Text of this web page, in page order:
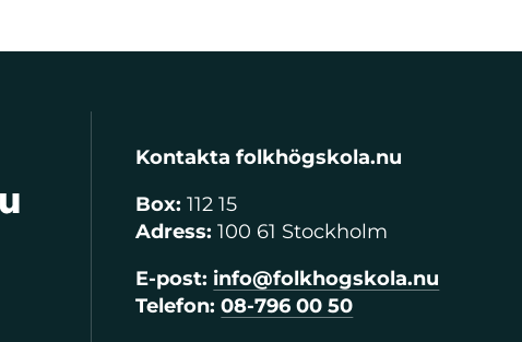
Kontakta folkhögskola.nu
Box:112 15
Adress: 100 61 Stockholm
E-post: info@folkhogskola.nu
Telefon: 08-796 00 50